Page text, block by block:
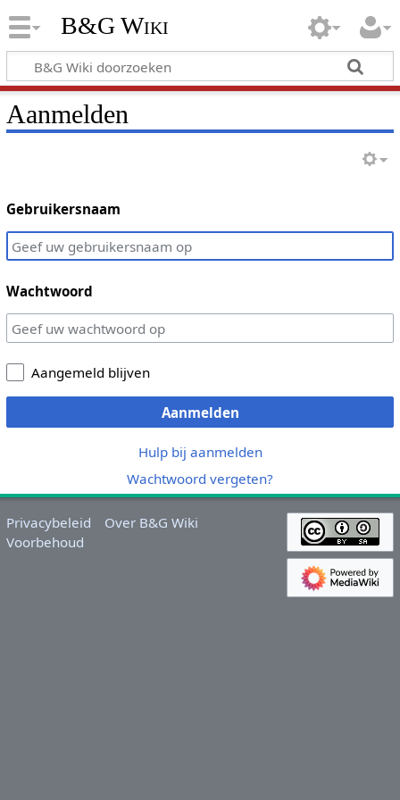
B&G Wiki
Aanmelden
Gebruikersnaam
Wachtwoord
Aangemeld blijven
Aanmelden
Hulp bij aanmelden
Wachtwoord vergeten?
Privacybeleid
Over B&G Wiki
Voorbehoud